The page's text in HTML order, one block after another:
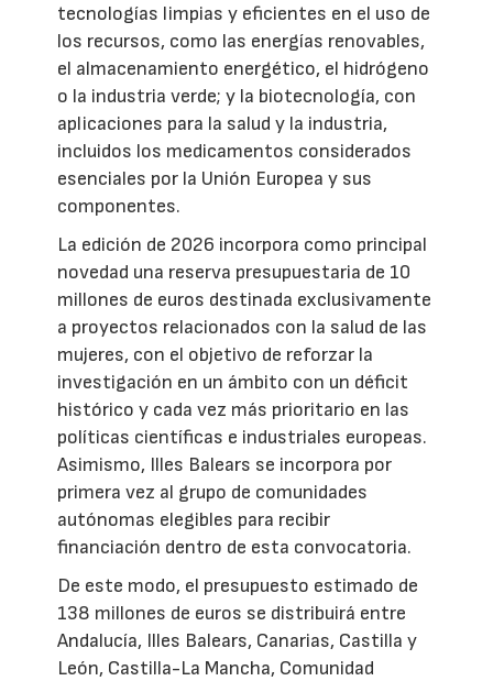
tecnologías limpias y eficientes en el uso de
los recursos, como las energías renovables,
el almacenamiento energético, el hidrógeno
o la industria verde; y la biotecnología, con
aplicaciones para la salud y la industria,
incluidos los medicamentos considerados
esenciales por la Unión Europea y sus
componentes.
La edición de 2026 incorpora como principal
novedad una reserva presupuestaria de 10
millones de euros destinada exclusivamente
a proyectos relacionados con la salud de las
mujeres, con el objetivo de reforzar la
investigación en un ámbito con un déficit
histórico y cada vez más prioritario en las
políticas científicas e industriales europeas.
Asimismo, Illes Balears se incorpora por
primera vez al grupo de comunidades
autónomas elegibles para recibir
financiación dentro de esta convocatoria.
De este modo, el presupuesto estimado de
138 millones de euros se distribuirá entre
Andalucía, Illes Balears, Canarias, Castilla y
León, Castilla-La Mancha, Comunidad